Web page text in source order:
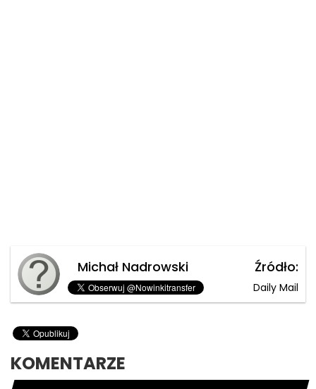
Michał Nadrowski Źródło:
Daily Mail
KOMENTARZE